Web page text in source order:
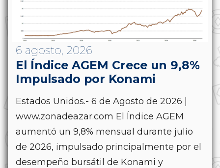
6 agosto, 2026
El Índice AGEM Crece un 9,8%
Impulsado por Konami
Estados Unidos.- 6 de Agosto de 2026 |
www.zonadeazar.com El Índice AGEM
aumentó un 9,8% mensual durante julio
de 2026, impulsado principalmente por el
desempeño bursátil de Konami y